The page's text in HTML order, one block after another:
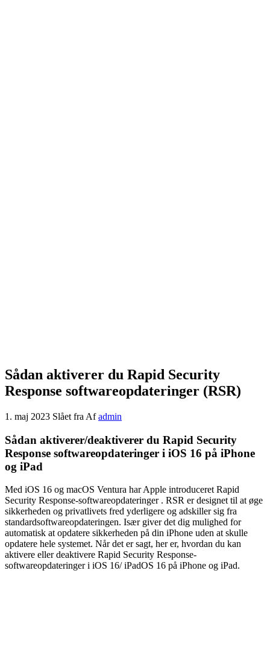
Sådan aktiverer du Rapid Security
Response softwareopdateringer (RSR)
1. maj 2023 Slået fra Af admin
Sådan aktiverer/deaktiverer du Rapid Security
Response softwareopdateringer i iOS 16 på iPhone
og iPad
Med iOS 16 og macOS Ventura har Apple introduceret Rapid
Security Response-softwareopdateringer. RSR er designet til at øge
sikkerheden og privatlivets fred yderligere og adskiller sig fra
standardsoftwareopdateringen. Især giver det dig mulighed for
automatisk at opdatere sikkerheden på din iPhone uden at skulle
opdatere hele systemet. Når det er sagt, her er, hvordan du kan
aktivere eller deaktivere Rapid Security Response-
softwareopdateringer i iOS 16/ iPadOS 16 på iPhone og iPad.